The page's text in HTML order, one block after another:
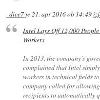
_dice7 je21. apr 2016 ob 14:49
Intel Lays Off 12,000
Workers
In 2013, the company's
complained that Intel
workers in technical fields
company called for
recipients to automatically